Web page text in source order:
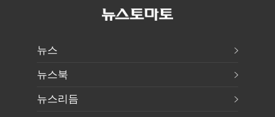
뉴스
뉴스북
뉴스리듬